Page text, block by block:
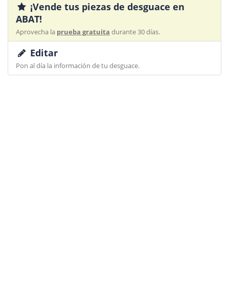
¡Vende tus piezas de desguace en
ABAT!
Aprovecha la prueba gratuita durante 30 días.
Editar
Pon al día la información de tu desguace.